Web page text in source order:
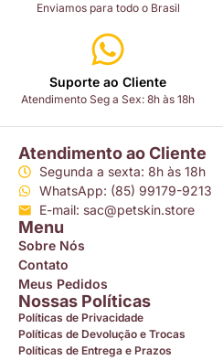
Enviamos para todo o Brasil
Suporte ao Cliente
Atendimento Seg a Sex: 8h às 18h
Atendimento ao Cliente
Segunda a sexta: 8h às 18h
WhatsApp: (85) 99179-9213
E-mail: sac@petskin.store
Menu
Sobre Nós
Contato
Meus Pedidos
Nossas Políticas
Políticas de Privacidade
Políticas de Devolução e Trocas
Políticas de Entrega e Prazos